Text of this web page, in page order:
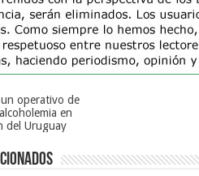
operativo de
en
del Uruguay